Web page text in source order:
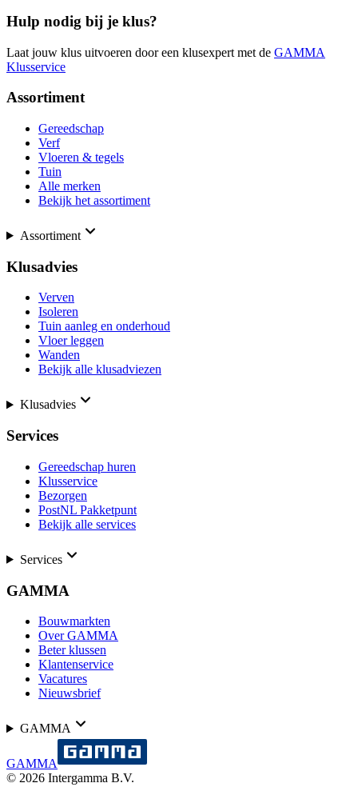
Hulp nodig bij je klus?
Laat jouw klus uitvoeren door een klusexpert met de GAMMA
Klusservice
Assortiment
Gereedschap
Verf
Vloeren & tegels
Tuin
Alle merken
Bekijk het assortiment
Assortiment
Klusadvies
Verven
Isoleren
Tuin aanleg en onderhoud
Vloer leggen
Wanden
Bekijk alle klusadviezen
Klusadvies
Services
Gereedschap huren
Klusservice
Bezorgen
PostNL Pakketpunt
Bekijk alle services
Services
GAMMA
Bouwmarkten
Over GAMMA
Beter klussen
Klantenservice
Vacatures
Nieuwsbrief
GAMMA
GAMMA
© 2026 Intergamma B.V.